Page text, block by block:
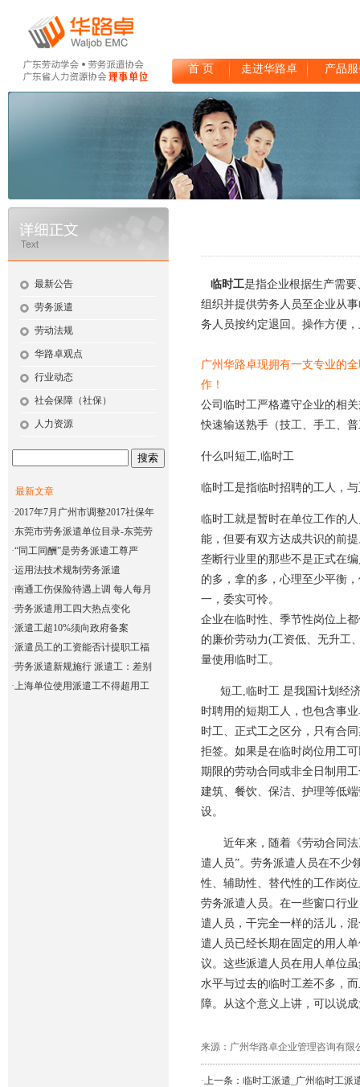
首 页 走进华路卓 产品
最新公告
劳务派遣
劳动法规
华路卓观点
行业动态
社会保障（社保）
人力资源
最新文章
·2017年7月广州市调整2017社保年
·东莞市劳务派遣单位目录-东莞劳
·“同工同酬”是劳务派遣工尊严
·运用法技术规制劳务派遣
·南通工伤保险待遇上调 每人每月
·劳务派遣用工四大热点变化
·派遣工超10%须向政府备案
·派遣员工的工资能否计提职工福
·劳务派遣新规施行 派遣工：差别
·上海单位使用派遣工不得超用工
临时工是指企业根据生产需
组织并提供劳务人员至企业从
务人员按约定退回。操作方便
广州华路卓现拥有一支专业的
作！
公司临时工严格遵守企业的相
快速输送熟手（技工、手工、
什么叫短工,临时工
临时工是指临时招聘的工人，
临时工就是暂时在单位工作的
能，但要有双方达成共识的前
垄断行业里的那些不是正式在
的多，拿的多，心理至少平衡
一，委实可怜。
企业在临时性、季节性岗位上
的廉价劳动力(工资低、无升工
量使用临时工。
短工,临时工 是我国计划经济
时聘用的短期工人，也包含事
时工、正式工之区分，只有合
拒签。如果是在临时岗位用工
期限的劳动合同或非全日制用
建筑、餐饮、保洁、护理等低
设。
近年来，随着《劳动合同法
遣 人员”。劳务派遣人员在不少
性、辅助性、替代性的工作岗
劳务派遣人员。在一些窗口行
遣人员，干完全一样的活儿，
遣人员已经长期在固定的用人
议。这些派遣人员在用人单位
水平与过去的临时工差不多，
障。从这个意义上讲，可以说
来源：广州华路卓企业管理咨询有限
·上一条：临时工派遣_广州临时工派